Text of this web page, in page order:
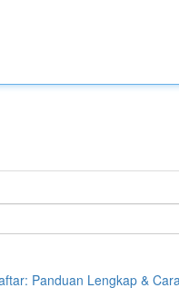
Panduan Lengkap &